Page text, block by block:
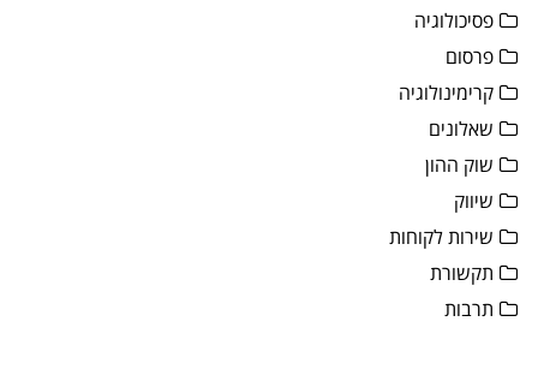
פסיכולוגיה
פרסום
קרימינולוגיה
שאלונים
שוק ההון
שיווק
שירות לקוחות
תקשורת
תרבות